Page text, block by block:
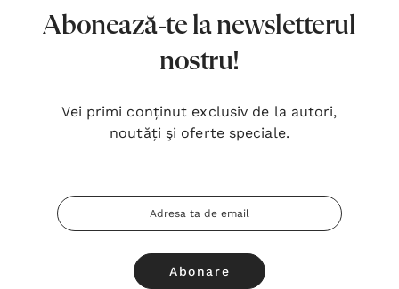
Abonează-te la newsletterul
nostru!
Vei primi conținut exclusiv de la autori,
noutăți şi oferte speciale.
Adresa
Email